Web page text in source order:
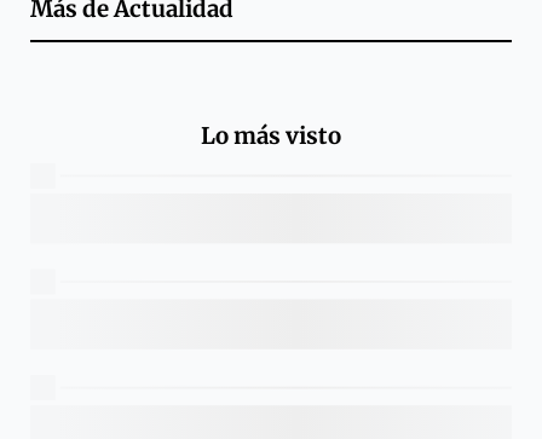
Más deActualidad
Lo más visto